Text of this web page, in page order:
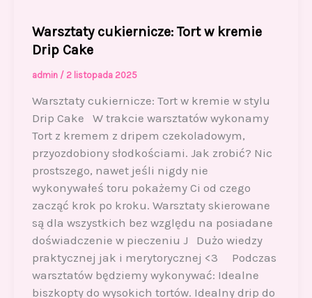
Warsztaty cukiernicze: Tort w kremie
Drip Cake
admin / 2 listopada 2025
Warsztaty cukiernicze: Tort w kremie w stylu
Drip Cake W trakcie warsztatów wykonamy
Tort z kremem z dripem czekoladowym,
przyozdobiony słodkościami. Jak zrobić? Nic
prostszego, nawet jeśli nigdy nie
wykonywałeś toru pokażemy Ci od czego
zacząć krok po kroku. Warsztaty skierowane
są dla wszystkich bez względu na posiadane
doświadczenie w pieczeniu J Dużo wiedzy
praktycznej jak i merytorycznej <3 Podczas
warsztatów będziemy wykonywać: Idealne
biszkopty do wysokich tortów. Idealny drip do